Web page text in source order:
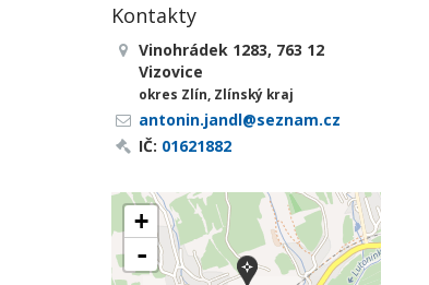
Kontakty
Vinohrádek 1283, 763 12
Vizovice
okres Zlín, Zlínský kraj
antonin.jandl@seznam.cz
IČ: 01621882
+
-